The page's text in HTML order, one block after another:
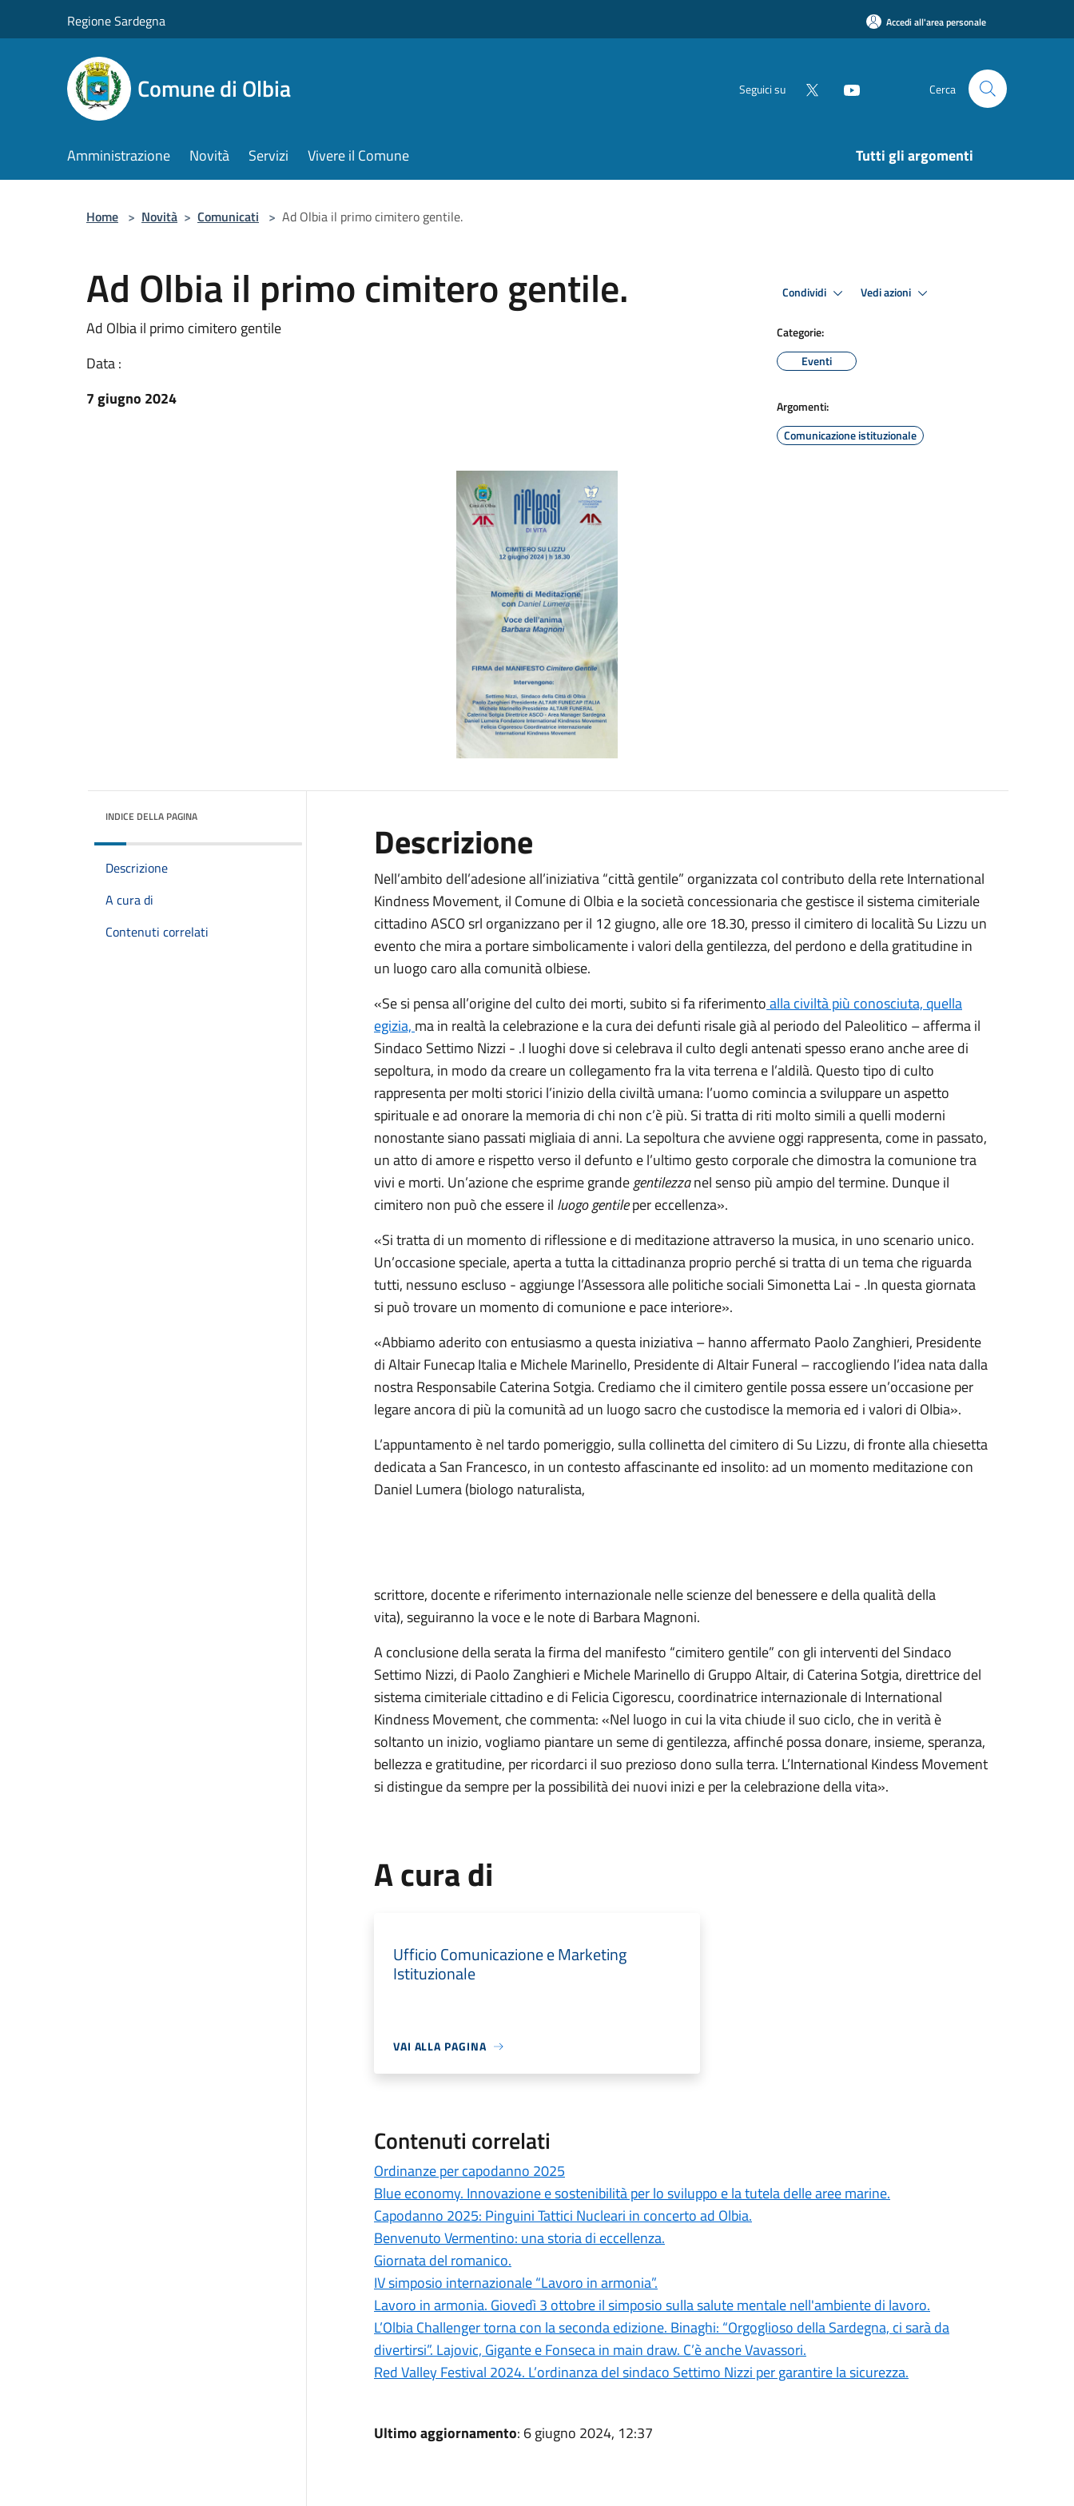
Regione Sardegna Accedi all'area personale
Comune di Olbia Seguici su Cerca
Amministrazione Novità Servizi Vivere il Comune Tutti gli argomenti
Home > Novità > Comunicati > Ad Olbia il primo cimitero gentile.
Ad Olbia il primo cimitero gentile.
Ad Olbia il primo cimitero gentile
Data :
7 giugno 2024
Condividi Vedi azioni
Categorie:
Eventi
Argomenti:
Comunicazione istituzionale
INDICE DELLA PAGINA
Descrizione
A cura di
Contenuti correlati
Descrizione
Nell’ambito dell’adesione all’iniziativa “città gentile” organizzata col contributo della rete International
Kindness Movement, il Comune di Olbia e la società concessionaria che gestisce il sistema cimiteriale
cittadino ASCO srl organizzano per il 12 giugno, alle ore 18.30, presso il cimitero di località Su Lizzu un
evento che mira a portare simbolicamente i valori della gentilezza, del perdono e della gratitudine in
un luogo caro alla comunità olbiese.
«Se si pensa all’origine del culto dei morti, subito si fa riferimentoalla civiltà più conosciuta, quella
egizia, ma in realtà la celebrazione e la cura dei defunti risale già al periodo del Paleolitico – afferma il
Sindaco Settimo Nizzi - .I luoghi dove si celebrava il culto degli antenati spesso erano anche aree di
sepoltura, in modo da creare un collegamento fra la vita terrena e l’aldilà. Questo tipo di culto
rappresenta per molti storici l’inizio della civiltà umana: l’uomo comincia a sviluppare un aspetto
spirituale e ad onorare la memoria di chi non c’è più. Si tratta di riti molto simili a quelli moderni
nonostante siano passati migliaia di anni. La sepoltura che avviene oggi rappresenta, come in passato,
un atto di amore e rispetto verso il defunto e l’ultimo gesto corporale che dimostra la comunione tra
vivi e morti. Un’azione che esprime grandegentilezzanel senso più ampio del termine. Dunque il
cimitero non può che essere il luogo gentileper eccellenza».
«Si tratta di un momento di riflessione e di meditazione attraverso la musica, in uno scenario unico.
Un’occasione speciale, aperta a tutta la cittadinanza proprio perché si tratta di un tema che riguarda
tutti, nessuno escluso - aggiunge l’Assessora alle politiche sociali Simonetta Lai - .In questa giornata
si può trovare un momento di comunione e pace interiore».
«Abbiamo aderito con entusiasmo a questa iniziativa – hanno affermato Paolo Zanghieri, Presidente
di Altair Funecap Italia e Michele Marinello, Presidente di Altair Funeral – raccogliendo l’idea nata dalla
nostra Responsabile Caterina Sotgia. Crediamo che il cimitero gentile possa essere un’occasione per
legare ancora di più la comunità ad un luogo sacro che custodisce la memoria ed i valori di Olbia».
L’appuntamento è nel tardo pomeriggio, sulla collinetta del cimitero di Su Lizzu, di fronte alla chiesetta
dedicata a San Francesco, in un contesto affascinante ed insolito: ad un momento meditazione con
Daniel Lumera (biologo naturalista,
scrittore, docente e riferimento internazionale nelle scienze del benessere e della qualità della
vita), seguiranno la voce e le note di Barbara Magnoni.
A conclusione della serata la firma del manifesto “cimitero gentile” con gli interventi del Sindaco
Settimo Nizzi, di Paolo Zanghieri e Michele Marinello di Gruppo Altair, di Caterina Sotgia, direttrice del
sistema cimiteriale cittadino e di Felicia Cigorescu, coordinatrice internazionale di International
Kindness Movement, che commenta: «Nel luogo in cui la vita chiude il suo ciclo, che in verità è
soltanto un inizio, vogliamo piantare un seme di gentilezza, affinché possa donare, insieme, speranza,
bellezza e gratitudine, per ricordarci il suo prezioso dono sulla terra. L’International Kindess Movement
si distingue da sempre per la possibilità dei nuovi inizi e per la celebrazione della vita».
A cura di
Ufficio Comunicazione e Marketing
Istituzionale
VAI ALLA PAGINA
Contenuti correlati
Ordinanze per capodanno 2025
Blue economy. Innovazione e sostenibilità per lo sviluppo e la tutela delle aree marine.
Capodanno 2025: Pinguini Tattici Nucleari in concerto ad Olbia.
Benvenuto Vermentino: una storia di eccellenza.
Giornata del romanico.
IV simposio internazionale “Lavoro in armonia”.
Lavoro in armonia. Giovedì 3 ottobre il simposio sulla salute mentale nell'ambiente di lavoro.
L’Olbia Challenger torna con la seconda edizione. Binaghi: “Orgoglioso della Sardegna, ci sarà da
divertirsi”. Lajovic, Gigante e Fonseca in main draw. C’è anche Vavassori.
Red Valley Festival 2024. L’ordinanza del sindaco Settimo Nizzi per garantire la sicurezza.
Ultimo aggiornamento: 6 giugno 2024, 12:37